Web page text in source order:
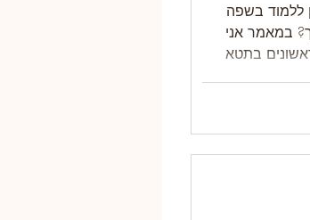
ללמוד בשפה
במאמר אני
בתטא